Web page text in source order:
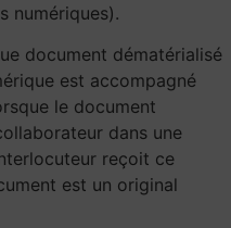
numériques).
document dématérialisé
est accompagné
le document
dans une
reçoit ce
est un original